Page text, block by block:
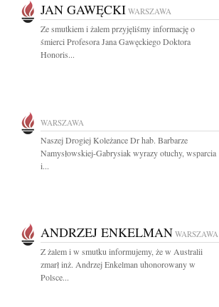
JAN GAWĘCKI WARSZAWA
Ze smutkiem i żalem przyjęliśmy informację o
śmierci Profesora Jana Gawęckiego Doktora
Honoris...
WARSZAWA
Naszej Drogiej Koleżance Dr hab. Barbarze
Namysłowskiej-Gabrysiak wyrazy otuchy, wsparcia
i...
ANDRZEJ ENKELMAN WARSZAWA
Z żalem i w smutku informujemy, że w Australii
zmarł inż. Andrzej Enkelman uhonorowany w
Polsce...